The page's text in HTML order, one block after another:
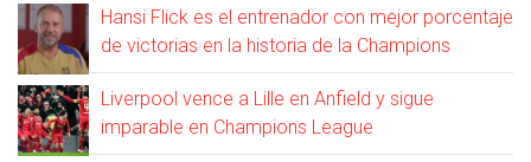
Hansi Flick es el entrenador con mejor porcentaje
de victorias en la historia de la Champions
Liverpool vence a Lille en Anfield y sigue
imparable en Champions League